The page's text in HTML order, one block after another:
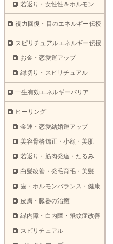
若返り・女性性＆ホルモン
視力回復・目のエネルギー伝授
スピリチュアルエネルギー伝授
お金・恋愛運アップ
縁切り・スピリチュアル
一生有効エネルギーバリア
ヒーリング
金運・恋愛結婚運アップ
美容骨格矯正・小顔・美肌
若返り・筋肉発達・たるみ
白髪改善・発毛育毛・美髪
歯・ホルモンバランス・健康
皮膚・臓器の治癒
緑内障・白内障・飛蚊症改善
スピリチュアル